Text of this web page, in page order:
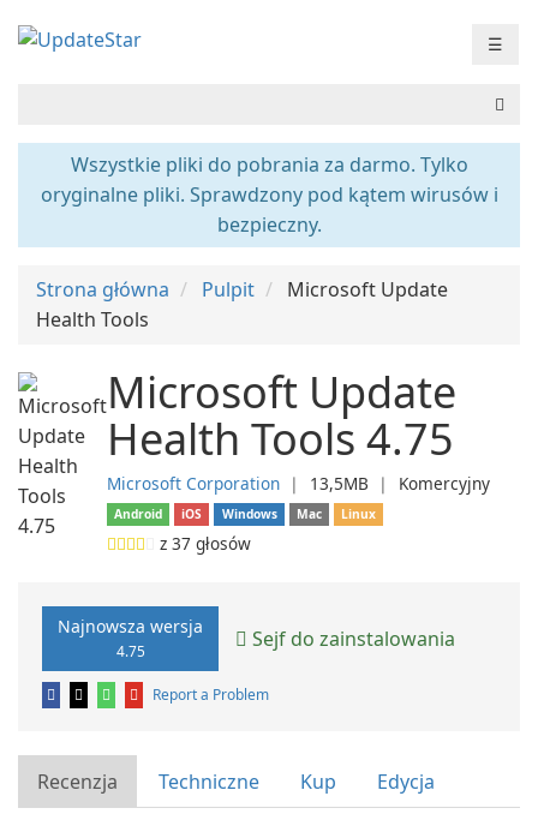
☰
Wszystkie pliki do pobrania za darmo. Tylko
oryginalne pliki. Sprawdzony pod kątem wirusów i
bezpieczny.
Strona główna Pulpit
Microsoft Update
Health Tools
Microsoft Update
Health Tools 4.75
Microsoft Corporation ❘ 13,5MB ❘ Komercyjny
Android iOS Windows Mac Linux
z 37 głosów
Najnowsza wersja
4.75 Sejf do zainstalowania
Report a Problem
Recenzja Techniczne Kup Edycja